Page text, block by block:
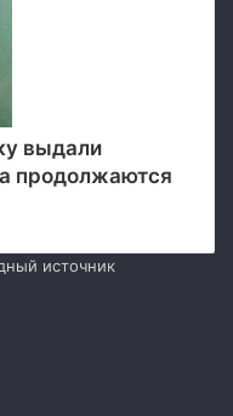
выдали
продолжаются
источник